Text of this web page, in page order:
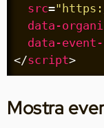
src=
data-
data-
</script>
Mostra